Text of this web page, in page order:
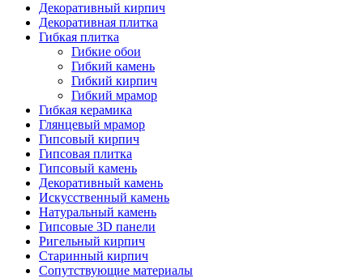
Декоративный кирпич
Декоративная плитка
Гибкая плитка
Гибкие обои
Гибкий камень
Гибкий кирпич
Гибкий мрамор
Гибкая керамика
Глянцевый мрамор
Гипсовый кирпич
Гипсовая плитка
Гипсовый камень
Декоративный камень
Искусственный камень
Натуральный камень
Гипсовые 3D панели
Ригельный кирпич
Старинный кирпич
Сопутствующие материалы